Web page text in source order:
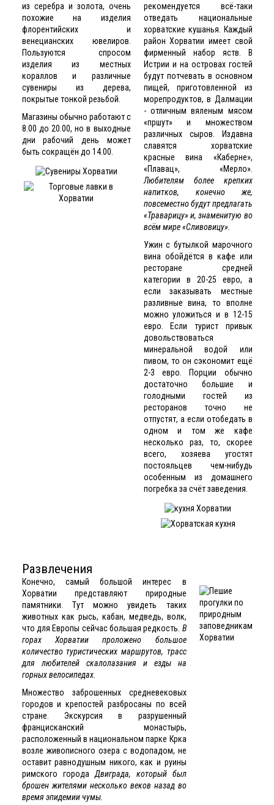
из серебра и золота, очень
похожие на изделия
флорентийских и
венецианских ювелиров.
Пользуются спросом
изделия из местных
кораллов и различные
сувениры из дерева,
покрытые тонкой резьбой.
Магазины обычно работают с
8.00 до 20.00, но в выходные
дни рабочий день может
быть сокращён до 14.00.
рекомендуется всё-таки
отведать национальные
хорватские кушанья. Каждый
район Хорватии имеет свой
фирменный набор яств. В
Истрии и на островах гостей
будут потчевать в основном
пищей, приготовленной из
морепродуктов, в Далмации
- отличным вяленым мясом
«пршут» и множеством
различных сыров. Издавна
славятся хорватские
красные вина «Каберне»,
«Плавац», «Мерло».
Любителям более крепких
напитков, конечно же,
повсеместно будут предлагать
«Траварицу» и, знаменитую во
всём мире «Сливовицу».
Ужин с бутылкой марочного
вина обойдётся в кафе или
ресторане средней
категории в 20-25 евро, а
если заказывать местные
разливные вина, то вполне
можно уложиться и в 12-15
евро. Если турист привык
довольствоваться
минеральной водой или
пивом, то он сэкономит ещё
2-3 евро. Порции обычно
достаточно большие и
голодными гостей из
ресторанов точно не
отпустят, а если отобедать в
одном и том же кафе
несколько раз, то, скорее
всего, хозяева угостят
постояльцев чем-нибудь
особенным из домашнего
погребка за счёт заведения.
Развлечения
Конечно, самый большой интерес в
Хорватии представляют природные
памятники. Тут можно увидеть таких
животных как рысь, кабан, медведь, волк,
что для Европы сейчас большая редкость. В
горах Хорватии проложено большое
количество туристических маршрутов, трасс
для любителей скалолазания и езды на
горных велосипедах.
Множество заброшенных средневековых
городов и крепостей разбросаны по всей
стране. Экскурсия в разрушенный
францисканский монастырь,
расположенный в национальном парке Крка
возле живописного озера с водопадом, не
оставит равнодушным никого, как и руины
римского города Двиграда, который был
брошен жителями несколько веков назад во
время эпидемии чумы.